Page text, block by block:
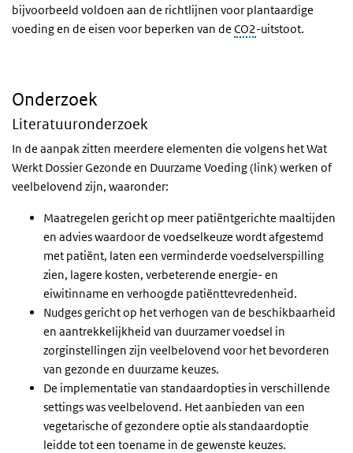
bijvoorbeeld voldoen aan de richtlijnen voor plantaardige
voeding en de eisen voor beperken van de CO2-uitstoot.
Onderzoek
Literatuuronderzoek
In de aanpak zitten meerdere elementen die volgens het Wat
Werkt Dossier Gezonde en Duurzame Voeding (link) werken of
veelbelovend zijn, waaronder:
Maatregelen gericht op meer patiëntgerichte maaltijden
en advies waardoor de voedselkeuze wordt afgestemd
met patiënt, laten een verminderde voedselverspilling
zien, lagere kosten, verbeterende energie- en
eiwitinname en verhoogde patiënttevredenheid.
Nudges gericht op het verhogen van de beschikbaarheid
en aantrekkelijkheid van duurzamer voedsel in
zorginstellingen zijn veelbelovend voor het bevorderen
van gezonde en duurzame keuzes.
De implementatie van standaardopties in verschillende
settings was veelbelovend. Het aanbieden van een
vegetarische of gezondere optie als standaardoptie
leidde tot een toename in de gewenste keuzes.